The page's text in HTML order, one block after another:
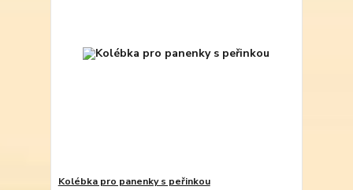
Kolébka pro panenky s peřinkou